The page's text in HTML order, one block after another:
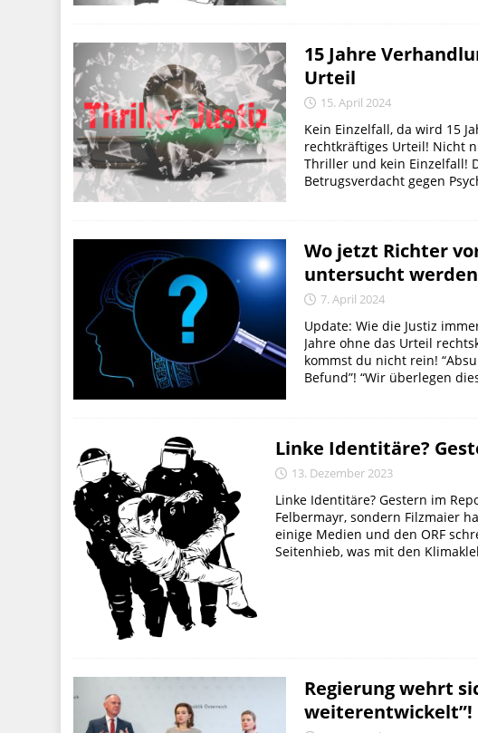
15 Jahre
Urteil
15. April 2024
Kein Einzelfall, da wird 15
rechtkräftiges Urteil! Nicht
Thriller und kein Einzelfall!
Betrugsverdacht gegen
Wo jetzt Richter
untersucht
7. April 2024
Update: Wie die Justiz
Jahre ohne das Urteil
kommst du nicht rein!
Befund”! “Wir überlegen
Linke Identitäre?
13. Dezember 2023
Linke Identitäre? Gestern im
Felbermayr, sondern Filzmaier
einige Medien und den ORF
Seitenhieb, was mit den
Regierung wehrt
weiterentwickelt”!